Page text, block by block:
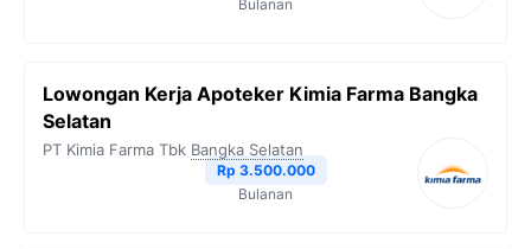
Bulanan
Lowongan Kerja Apoteker Kimia Farma Bangka
Selatan
PT Kimia Farma Tbk Bangka Selatan
Rp 3.500.000
Bulanan